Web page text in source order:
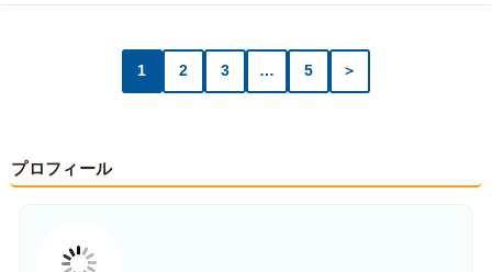
1 2 3 … 5 ＞
プロフィール